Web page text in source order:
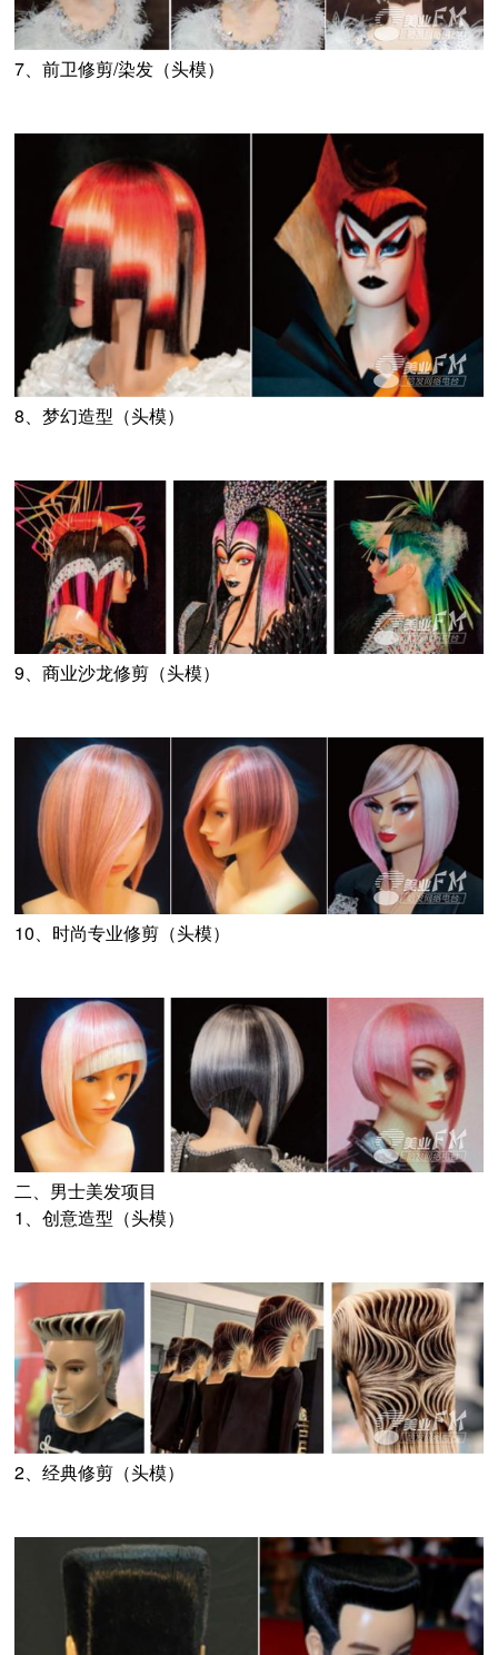
7、前卫修剪/染发（头模）
8、梦幻造型（头模）
9、商业沙龙修剪（头模）
10、时尚专业修剪（头模）
二、男士美发项目
1、创意造型（头模）
2、经典修剪（头模）